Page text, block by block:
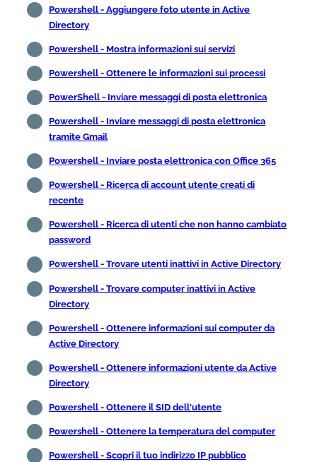
Powershell - Aggiungere foto utente in Active
Directory
Powershell - Mostra informazioni sui servizi
Powershell - Ottenere le informazioni sui processi
PowerShell - Inviare messaggi di posta elettronica
Powershell - Inviare messaggi di posta elettronica
tramite Gmail
Powershell - Inviare posta elettronica con Office 365
Powershell - Ricerca di account utente creati di
recente
Powershell - Ricerca di utenti che non hanno cambiato
password
Powershell - Trovare utenti inattivi in Active Directory
Powershell - Trovare computer inattivi in Active
Directory
Powershell - Ottenere informazioni sui computer da
Active Directory
Powershell - Ottenere informazioni utente da Active
Directory
Powershell - Ottenere il SID dell'utente
Powershell - Ottenere la temperatura del computer
Powershell - Scopri il tuo indirizzo IP pubblico